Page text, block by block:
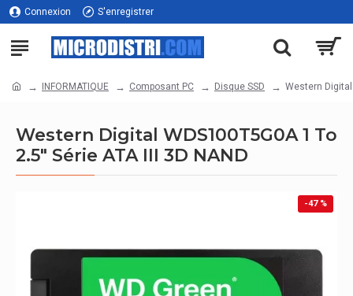
Connexion S'enregistrer
INFORMATIQUE Composant PC Disque SSD Western Digital
Western Digital WDS100T5G0A 1 To
2.5" Série ATA III 3D NAND
-47 %